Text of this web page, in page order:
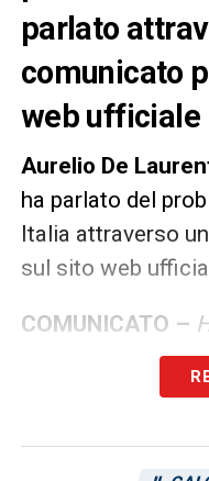
parlato
comunicato
web ufficiale
Aurelio De
ha parlato del
Italia attraverso
sul sito web
COMUNICATO –
Andrea Abodi
commissario per